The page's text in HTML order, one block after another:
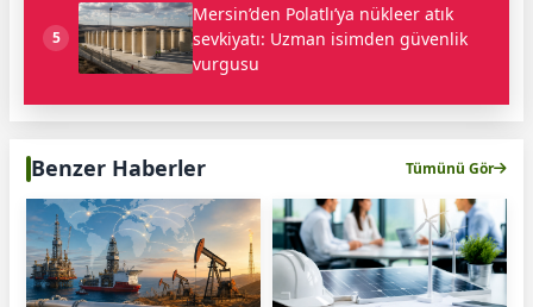
5
Mersin’den Polatlı’ya nükleer atık
sevkiyatı: Uzman isimden güvenlik
vurgusu
Benzer Haberler Tümünü Gör